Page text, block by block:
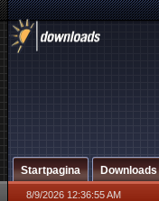
Startpagina Downloads
8/9/2026 12:36:55 AM